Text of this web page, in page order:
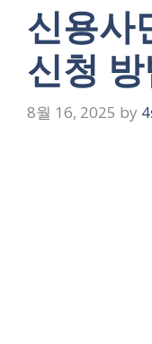
신용사
신청 방
8월 16, 2025 by